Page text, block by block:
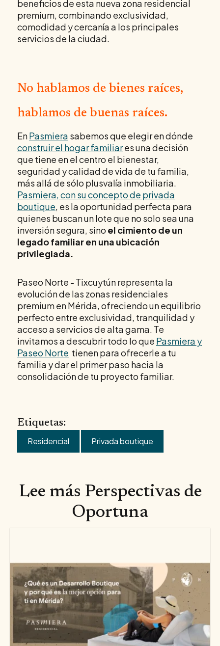
beneficios de esta nueva zona residencial
premium, combinando exclusividad,
comodidad y cercanía a los principales
servicios de la ciudad.
No hablamos de bienes raíces,
hablamos de buenas raíces.
EnPasmiera sabemos que elegir en dónde
construir el hogar familiares una decisión
que tiene en el centro el bienestar,
seguridad y calidad de vida de tu familia,
más allá de sólo plusvalía inmobiliaria.
Pasmiera, con su concepto de privada
boutique, es la oportunidad perfecta para
quienes buscan un lote que no solo sea una
inversión segura, sino el cimiento de un
legado familiar en una ubicación
privilegiada.
Paseo Norte - Tixcuytún representa la
evolución de las zonas residenciales
premium en Mérida, ofreciendo un equilibrio
perfecto entre exclusividad, tranquilidad y
acceso a servicios de alta gama. Te
invitamos a descubrir todo lo que Pasmiera y
Paseo Norte tienen para ofrecerle a tu
familia y dar el primer paso hacia la
consolidación de tu proyecto familiar.
Etiquetas:
Residencial Privada boutique
Lee más Perspectivas de
Oportuna